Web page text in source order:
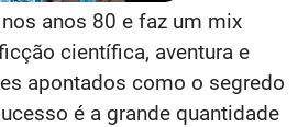
anos 80 e faz um mix
científica, aventura e
apontados como o segredo
é a grande quantidade